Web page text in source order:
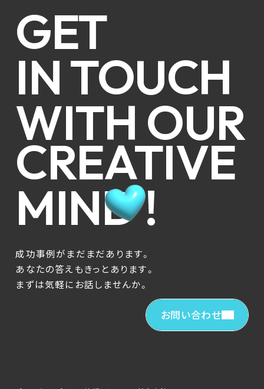
GET
IN TOUCH
WITH OUR
CREATIVE
MIND !
成功事例がまだまだあります。
あなたの答えもきっとあります。
まずは気軽にお話しませんか。
お問い合わせ